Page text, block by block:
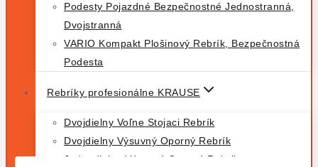
Podesty Pojazdné Bezpečnostné Jednostranná,
Dvojstranná
VARIO Kompakt Plošinový Rebrík, Bezpečnostná
Podesta
Rebríky profesionálne KRAUSE
Dvojdielny Voľne Stojaci Rebrík
Dvojdielny Výsuvný Oporný Rebrík
Jednodielny Výsuvný Oporný Rebrík